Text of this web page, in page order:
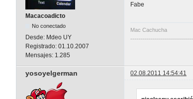
Macacoadicto
No conectado
Desde: Mdeo UY
Registrado: 01.10.2007
Mensajes: 1.285
Fabe
Mac Cachucha
yosoyelgerman 02.08.2011 14:54:41